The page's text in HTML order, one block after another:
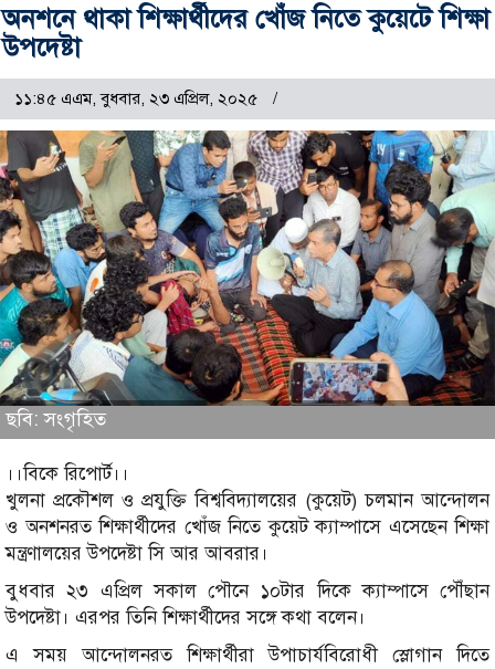
অনশনে থাকা শিক্ষার্থীদের খোঁজ নিতে কুয়েটে শিক্ষা
উপদেষ্টা
১১:৪৫ এএম, বুধবার, ২৩ এপ্রিল, ২০২৫
ছবি: সংগৃহিত
।।বিকে রিপোর্ট।।
খুলনা প্রকৌশল ও প্রযুক্তি বিশ্ববিদ্যালয়ের (কুয়েট) চলমান আন্দোলন
ও অনশনরত শিক্ষার্থীদের খোঁজ নিতে কুয়েট ক্যাম্পাসে এসেছেন শিক্ষা
মন্ত্রণালয়ের উপদেষ্টা সি আর আবরার।
বুধবার ২৩ এপ্রিল সকাল পৌনে ১০টার দিকে ক্যাম্পাসে পৌঁছান
উপদেষ্টা। এরপর তিনি শিক্ষার্থীদের সঙ্গে কথা বলেন।
এ সময় আন্দোলনরত শিক্ষার্থীরা উপাচার্যবিরোধী স্লোগান দিতে